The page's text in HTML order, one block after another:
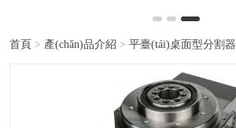
首頁 > 產(chǎn)品介紹 > 平臺(tái)桌面型分割器